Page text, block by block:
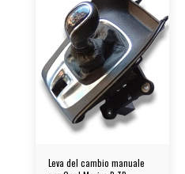
Leva del cambio manuale